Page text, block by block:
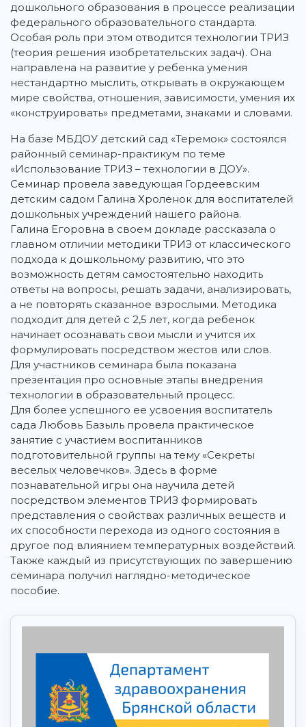
дошкольного образования в процессе реализации
федерального образовательного стандарта.
Особая роль при этом отводится технологии ТРИЗ
(теория решения изобретательских задач). Она
направлена на развитие у ребенка умения
нестандартно мыслить, открывать в окружающем
мире свойства, отношения, зависимости, умения их
«конструировать» предметами, знаками и словами.
На базе МБДОУ детский сад «Теремок» состоялся
районный семинар-практикум по теме
«Использование ТРИЗ – технологии в ДОУ».
Семинар провела заведующая Гордеевским
детским садом Галина Хроленок для воспитателей
дошкольных учреждений нашего района.
Галина Егоровна в своем докладе рассказала о
главном отличии методики ТРИЗ от классического
подхода к дошкольному развитию, что это
возможность детям самостоятельно находить
ответы на вопросы, решать задачи, анализировать,
а не повторять сказанное взрослыми. Методика
подходит для детей с 2,5 лет, когда ребенок
начинает осознавать свои мысли и учится их
формулировать посредством жестов или слов.
Для участников семинара была показана
презентация про основные этапы внедрения
технологии в образовательный процесс.
Для более успешного ее усвоения воспитатель
сада Любовь Базыль провела практическое
занятие с участием воспитанников
подготовительной группы на тему «Секреты
веселых человечков». Здесь в форме
познавательной игры она научила детей
посредством элементов ТРИЗ формировать
представления о свойствах различных веществ и
их способности перехода из одного состояния в
другое под влиянием температурных воздействий.
Также каждый из присутствующих по завершению
семинара получил наглядно-методическое
пособие.